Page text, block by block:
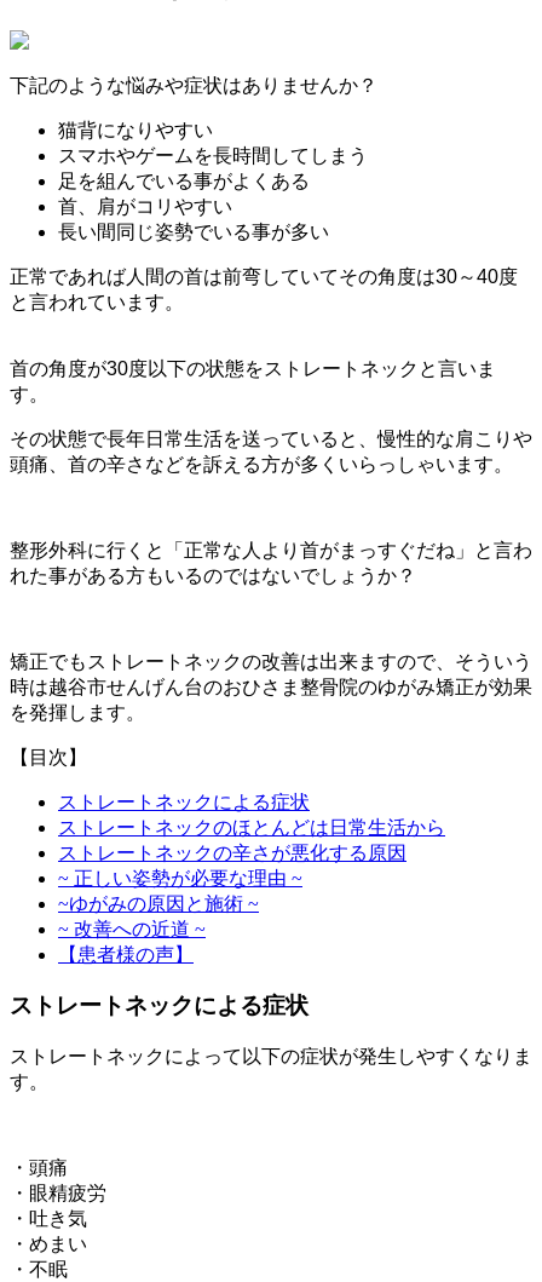
下記のような悩みや症状はありませんか？
猫背になりやすい
スマホやゲームを長時間してしまう
足を組んでいる事がよくある
首、肩がコリやすい
長い間同じ姿勢でいる事が多い
正常であれば人間の首は前弯していてその角度は30～40度
と言われています。
首の角度が30度以下の状態をストレートネックと言いま
す。
その状態で長年日常生活を送っていると、慢性的な肩こりや
頭痛、 首の辛さなどを訴える方が多くいらっしゃいます。
整形外科に行くと「 正常な人より首がまっすぐだね」
と言わ
れた事がある方もいるのではないでしょうか？
矯正でもストレートネックの改善は出来ますので、そういう
時は越谷市せんげん台のおひさま整骨院のゆがみ矯正が効果
を発揮します。
【目次】
ストレートネックによる症状
ストレートネックのほとんどは日常生活から
ストレートネックの辛さが悪化する原因
~ 正しい姿勢が必要な理由 ~
~ゆがみの原因と施術 ~
~ 改善への近道 ~
【患者様の声】
ストレートネックによる症状
ストレートネックによって以下の症状が発生しやすくなりま
す。
・頭痛
・眼精疲労
・吐き気
・めまい
・不眠